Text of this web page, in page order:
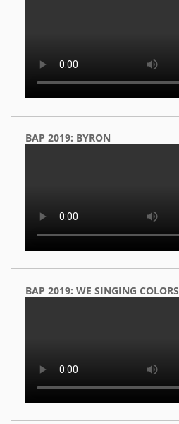
BAP 2019: BYRON
BAP 2019: WE SINGING COLORS